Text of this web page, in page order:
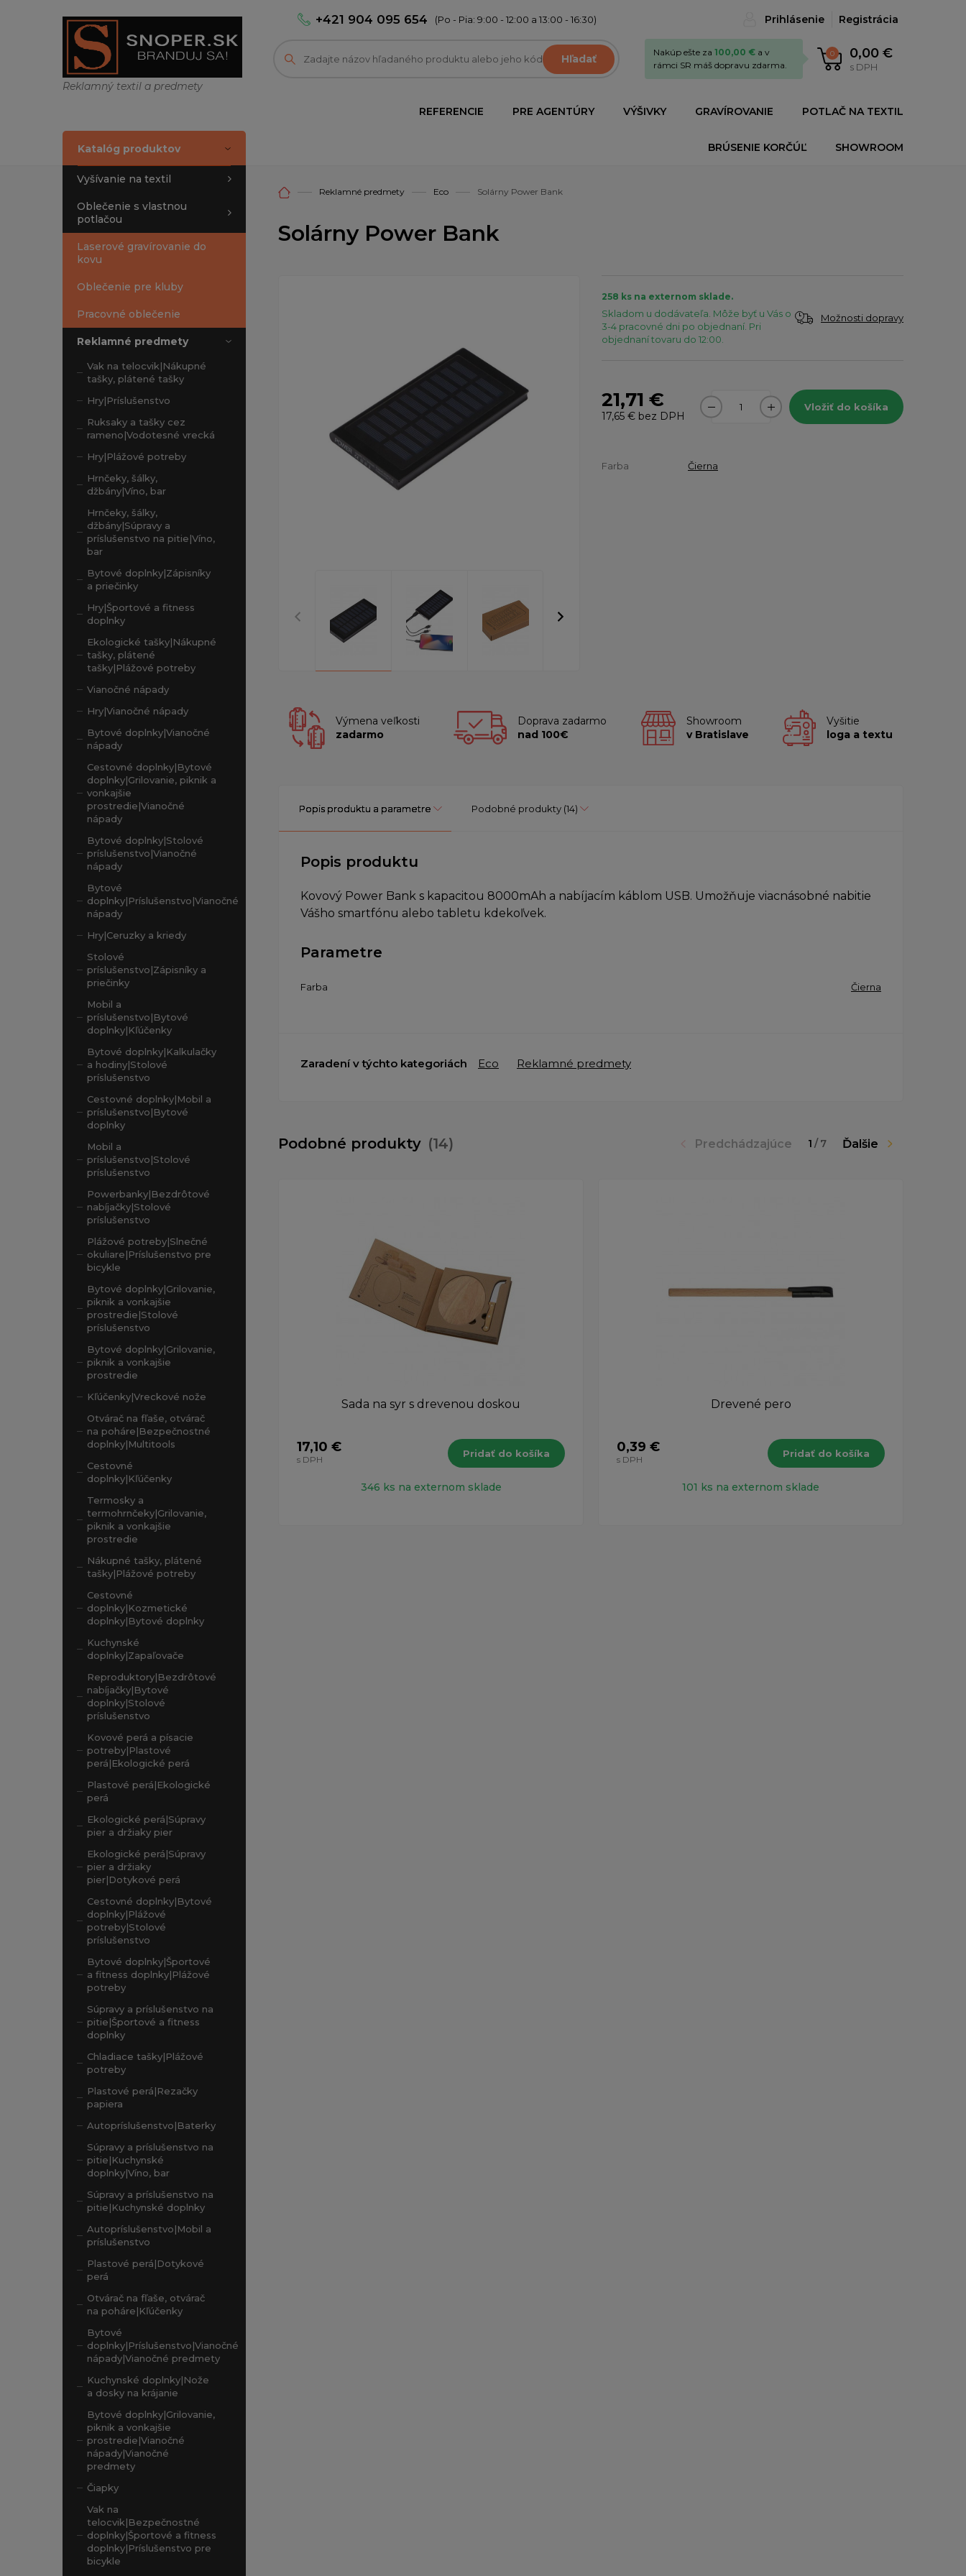
Reklamný textil a predmety
+421 904 095 654 (Po - Pia: 9:00 - 12:00 a 13:00 - 16:30) Prihlásenie Registrácia
Hľadať 0 0,00 €
s DPH
Nakúp ešte za 100,00 € a v
rámci SR máš dopravu zdarma.
REFERENCIE PRE AGENTÚRY VÝŠIVKY GRAVÍROVANIE POTLAČ NA TEXTIL
BRÚSENIE KORČÚĽ SHOWROOM
Katalóg produktov
Vyšívanie na textil
Oblečenie s vlastnou
potlačou
Laserové gravírovanie do
kovu
Oblečenie pre kluby
Pracovné oblečenie
Reklamné predmety
Vak na telocvik|Nákupné
tašky, plátené tašky
Hry|Príslušenstvo
Ruksaky a tašky cez
rameno|Vodotesné vrecká
Hry|Plážové potreby
Hrnčeky, šálky,
džbány|Víno, bar
Hrnčeky, šálky,
džbány|Súpravy a
príslušenstvo na pitie|Víno,
bar
Bytové doplnky|Zápisníky
a priečinky
Hry|Športové a fitness
doplnky
Ekologické tašky|Nákupné
tašky, plátené
tašky|Plážové potreby
Vianočné nápady
Hry|Vianočné nápady
Bytové doplnky|Vianočné
nápady
Cestovné doplnky|Bytové
doplnky|Grilovanie, piknik a
vonkajšie
prostredie|Vianočné
nápady
Bytové doplnky|Stolové
príslušenstvo|Vianočné
nápady
Bytové
doplnky|Príslušenstvo|Vianočné
nápady
Hry|Ceruzky a kriedy
Stolové
príslušenstvo|Zápisníky a
priečinky
Mobil a
príslušenstvo|Bytové
doplnky|Kľúčenky
Bytové doplnky|Kalkulačky
a hodiny|Stolové
príslušenstvo
Cestovné doplnky|Mobil a
príslušenstvo|Bytové
doplnky
Mobil a
príslušenstvo|Stolové
príslušenstvo
Powerbanky|Bezdrôtové
nabíjačky|Stolové
príslušenstvo
Plážové potreby|Slnečné
okuliare|Príslušenstvo pre
bicykle
Bytové doplnky|Grilovanie,
piknik a vonkajšie
prostredie|Stolové
príslušenstvo
Bytové doplnky|Grilovanie,
piknik a vonkajšie
prostredie
Kľúčenky|Vreckové nože
Otvárač na fľaše, otvárač
na poháre|Bezpečnostné
doplnky|Multitools
Cestovné
doplnky|Kľúčenky
Termosky a
termohrnčeky|Grilovanie,
piknik a vonkajšie
prostredie
Nákupné tašky, plátené
tašky|Plážové potreby
Cestovné
doplnky|Kozmetické
doplnky|Bytové doplnky
Kuchynské
doplnky|Zapaľovače
Reproduktory|Bezdrôtové
nabíjačky|Bytové
doplnky|Stolové
príslušenstvo
Kovové perá a písacie
potreby|Plastové
perá|Ekologické perá
Plastové perá|Ekologické
perá
Ekologické perá|Súpravy
pier a držiaky pier
Ekologické perá|Súpravy
pier a držiaky
pier|Dotykové perá
Cestovné doplnky|Bytové
doplnky|Plážové
potreby|Stolové
príslušenstvo
Bytové doplnky|Športové
a fitness doplnky|Plážové
potreby
Súpravy a príslušenstvo na
pitie|Športové a fitness
doplnky
Chladiace tašky|Plážové
potreby
Plastové perá|Rezačky
papiera
Autopríslušenstvo|Baterky
Súpravy a príslušenstvo na
pitie|Kuchynské
doplnky|Víno, bar
Súpravy a príslušenstvo na
pitie|Kuchynské doplnky
Autopríslušenstvo|Mobil a
príslušenstvo
Plastové perá|Dotykové
perá
Otvárač na fľaše, otvárač
na poháre|Kľúčenky
Bytové
doplnky|Príslušenstvo|Vianočné
nápady|Vianočné predmety
Kuchynské doplnky|Nože
a dosky na krájanie
Bytové doplnky|Grilovanie,
piknik a vonkajšie
prostredie|Vianočné
nápady|Vianočné
predmety
Čiapky
Vak na
telocvik|Bezpečnostné
doplnky|Športové a fitness
doplnky|Príslušenstvo pre
bicykle
Reklamné predmety Eco Solárny Power Bank
Solárny Power Bank
258 ks na externom sklade.
Skladom u dodávateľa. Môže byť u Vás o
3-4 pracovné dni po objednaní. Pri
objednaní tovaru do 12:00.
Možnosti dopravy
21,71 €
17,65 € bez DPH
Vložiť do košíka
Farba Čierna
Výmena veľkosti
zadarmo
Doprava zadarmo
nad 100€
Showroom
v Bratislave
Vyšitie
loga a textu
Popis produktu a parametre Podobné produkty (14)
Popis produktu
Kovový Power Bank s kapacitou 8000mAh a nabíjacím káblom USB. Umožňuje viacnásobné nabitie
Vášho smartfónu alebo tabletu kdekoľvek.
Parametre
Farba Čierna
Zaradení v týchto kategoriách Eco Reklamné predmety
Podobné produkty (14) Predchádzajúce 1 / 7 Ďalšie
Sada na syr s drevenou doskou
17,10 €
s DPH
Pridať do košíka
346 ks na externom sklade
Drevené pero
0,39 €
s DPH
Pridať do košíka
101 ks na externom sklade